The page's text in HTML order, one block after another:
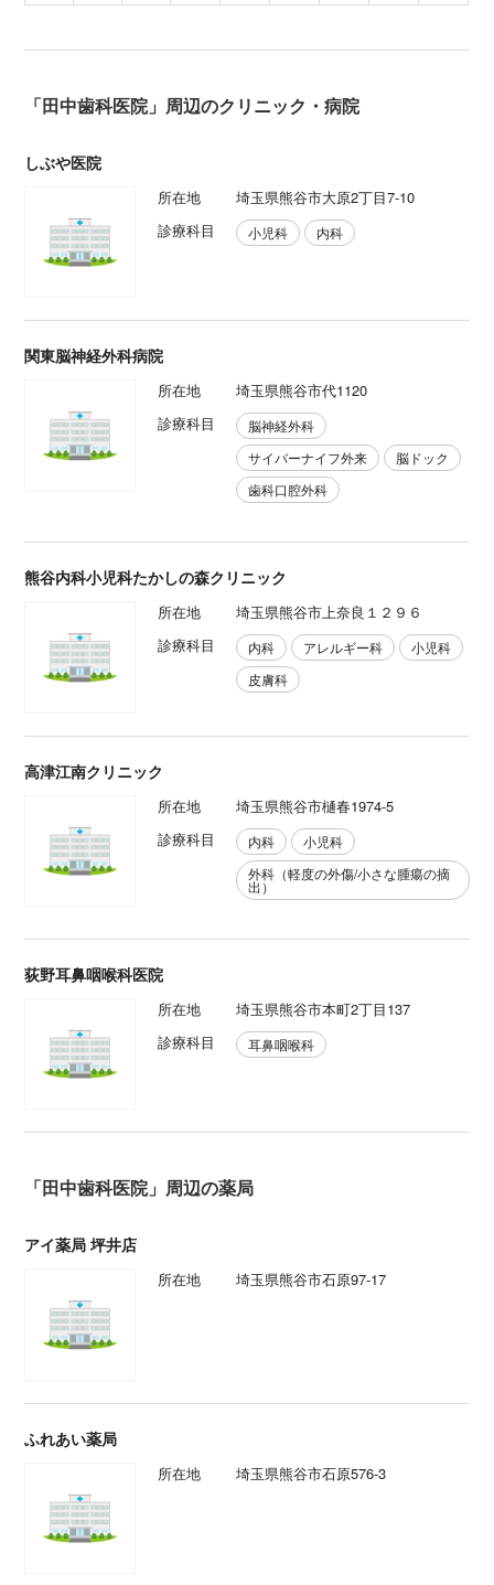
「田中歯科医院」周辺のクリニック・病院
しぶや医院
所在地
埼玉県熊谷市大原2丁目7-10
診療科目
小児科 内科
関東脳神経外科病院
所在地
埼玉県熊谷市代1120
診療科目
脳神経外科
サイバーナイフ外来
脳ドック
歯科口腔外科
熊谷内科小児科たかしの森クリニック
所在地
埼玉県熊谷市上奈良１２９６
診療科目
内科 アレルギー科
小児科
皮膚科
高津江南クリニック
所在地
埼玉県熊谷市樋春1974-5
診療科目
内科
小児科
外科（軽度の外傷/小さな腫瘍の摘
出）
荻野耳鼻咽喉科医院
所在地
埼玉県熊谷市本町2丁目137
診療科目
耳鼻咽喉科
「田中歯科医院」周辺の薬局
アイ薬局 坪井店
所在地 埼玉県熊谷市石原97-17
ふれあい薬局
所在地 埼玉県熊谷市石原576-3